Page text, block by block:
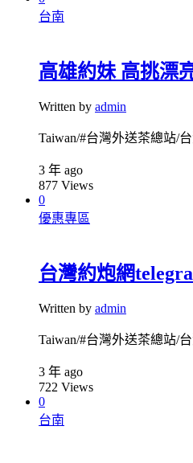
台南
高雄約妹 高挑漂
Written by admin
Taiwan/#台灣外送茶總站/
3 年 ago
877 Views
0
優惠專區
台灣約炮網
Written by admin
Taiwan/#台灣外送茶總站/
3 年 ago
722 Views
0
台南